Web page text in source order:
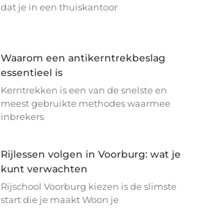
dat je in een thuiskantoor
Waarom een antikerntrekbeslag
essentieel is
Kerntrekken is een van de snelste en
meest gebruikte methodes waarmee
inbrekers
Rijlessen volgen in Voorburg: wat je
kunt verwachten
Rijschool Voorburg kiezen is de slimste
start die je maakt Woon je